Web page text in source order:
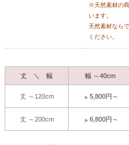
※天然素材の
います。
天然素材なら
ください。
丈 ＼ 幅 幅 ～40cm
丈 ～120cm 5,800円～
丈 ～200cm 6,800円～